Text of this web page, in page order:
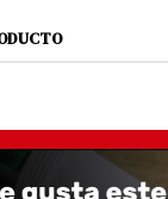
y mates, se ha
entre la plata
la línea clásica